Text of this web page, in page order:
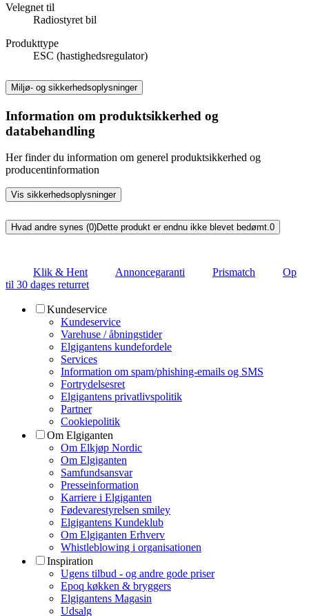
Velegnet til
Radiostyret bil
Produkttype
ESC (hastighedsregulator)
Miljø- og sikkerhedsoplysninger
Information om produktsikkerhed og
databehandling
Her finder du information om generel produktsikkerhed og
producentinformation
Vis sikkerhedsoplysninger
Hvad andre synes (0)Dette produkt er endnu ikke blevet bedømt.0
Klik & Hent Annoncegaranti Prismatch
Op
til 30 dages returret
Kundeservice
Kundeservice
Varehuse / åbningstider
Elgigantens kundefordele
Services
Information om spam/phishing-emails og SMS
Fortrydelsesret
Elgigantens privatlivspolitik
Partner
Cookiepolitik
Om Elgiganten
Om Elkjøp Nordic
Om Elgiganten
Samfundsansvar
Presseinformation
Karriere i Elgiganten
Fødevarestyrelsen smiley
Elgigantens Kundeklub
Om Elgiganten Erhverv
Whistleblowing i organisationen
Inspiration
Ugens tilbud - og andre gode priser
Epoq køkken & bryggers
Elgigantens Magasin
Udsalg